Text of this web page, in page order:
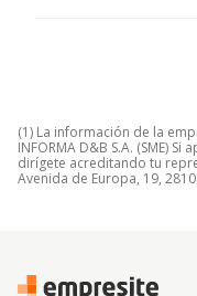
(1) La información de la
INFORMA D&B S.A. (SME)
dirígete acreditando tu
Avenida de Europa, 19,